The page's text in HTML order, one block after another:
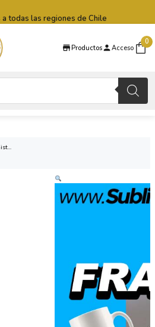
Productos Acceso
0
a todas las regiones de Chile